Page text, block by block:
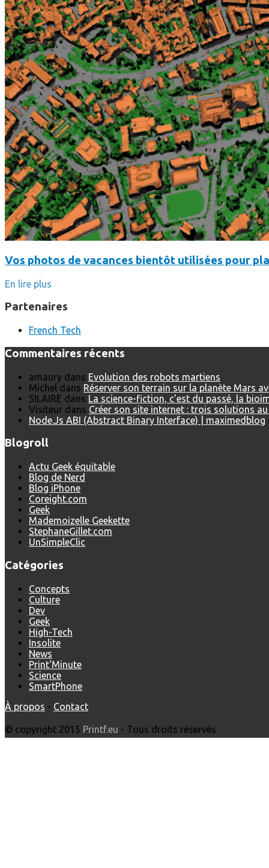
Vos photos de vacances bientôt utilisées pour
En lire plus
Partenaires
French Tech
Commentaires récents
amaury dans Evolution des robots martiens
Michel dans Réserver son terrain sur la planète Mars
SILAIRE dans La science-fiction, c’est du passé, la
Visiteur dans Créer son site internet : trois solutions au
Node.Js ABI (Abstract Binary Interface) | maximedblog
Blogroll
Actu Geek équitable
Blog de Nerd
Blog iPhone
Coreight.com
Geek
Mademoizelle Geekette
StephaneGillet.com
UnSimpleClic
Catégories
Concepts
Culture
Dev
Geek
High-Tech
Insolite
News
Print'Minute
Science
SmartPhone
À propos - Contact
© copyright 2015 Printf.eu - Tous droits réservés